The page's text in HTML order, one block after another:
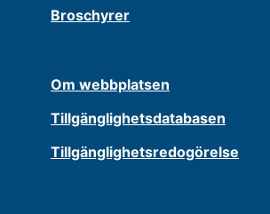
Broschyrer
Om webbplatsen
Tillgänglighetsdatabasen
Tillgänglighetsredogörelse